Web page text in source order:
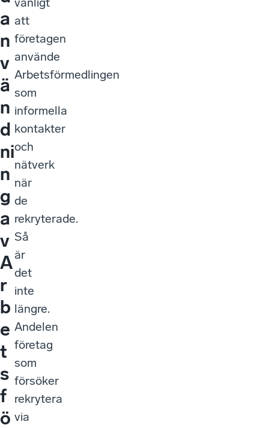
a
n
v
ä
n
d
ni
n
g
a
v
A
r
b
e
t
s
f
ö
att
företagen
använde
Arbetsförmedlingen
som
informella
kontakter
och
nätverk
när
de
rekryterade.
Så
är
det
inte
längre.
Andelen
företag
som
försöker
rekrytera
via